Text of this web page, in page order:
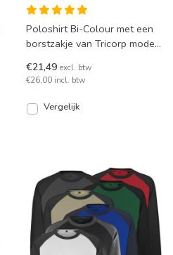
Poloshirt Bi-Colour met een
borstzakje van Tricorp model
met maat 5XL le
€21,49 excl. btw
€26,00 incl. btw
Vergelijk